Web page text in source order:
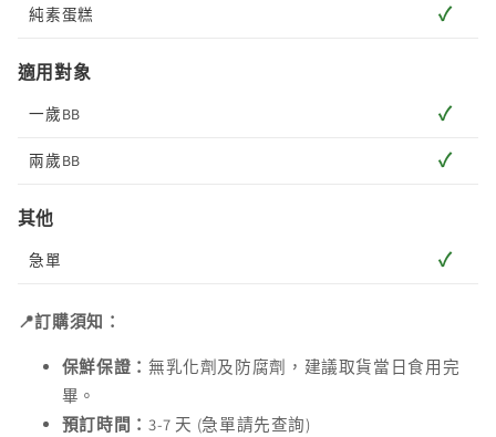
純素蛋糕 ✓
適用對象
一歲BB ✓
兩歲BB ✓
其他
急單 ✓
📍訂購須知：
保鮮保證： 無乳化劑及防腐劑，建議取貨當日食用完
畢。
預訂時間： 3-7 天 (急單請先查詢)